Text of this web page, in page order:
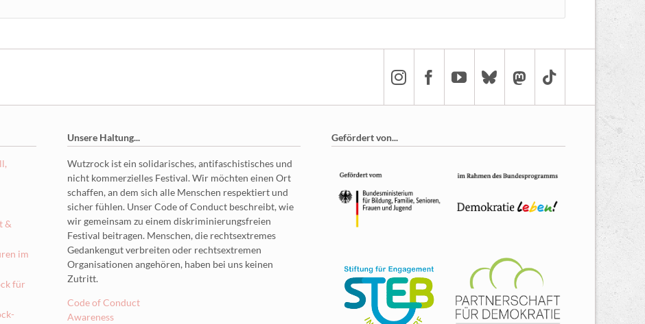
&
im
für
Unsere Haltung...
Wutzrock ist ein solidarisches, antifaschistisches und
nicht kommerzielles Festival. Wir möchten einen Ort
schaffen, an dem sich alle Menschen respektiert und
sicher fühlen. Unser Code of Conduct beschreibt, wie
wir gemeinsam zu einem diskriminierungsfreien
Festival beitragen. Menschen, die rechtsextremes
Gedankengut verbreiten oder rechtsextremen
Organisationen angehören, haben bei uns keinen
Zutritt.
Code of Conduct
Awareness
Gefördert von...